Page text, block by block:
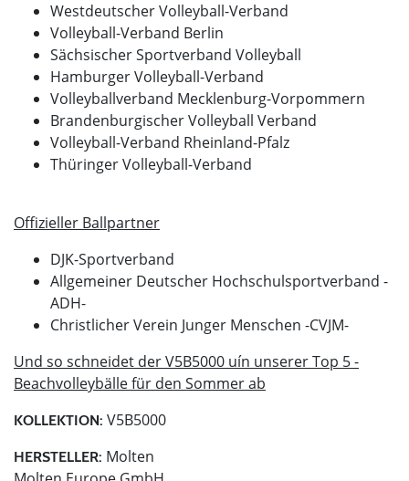
Westdeutscher Volleyball-Verband
Volleyball-Verband Berlin
Sächsischer Sportverband Volleyball
Hamburger Volleyball-Verband
Volleyballverband Mecklenburg-Vorpommern
Brandenburgischer Volleyball Verband
Volleyball-Verband Rheinland-Pfalz
Thüringer Volleyball-Verband
Offizieller Ballpartner
DJK-Sportverband
Allgemeiner Deutscher Hochschulsportverband -
ADH-
Christlicher Verein Junger Menschen -CVJM-
Und so schneidet der V5B5000 uín unserer Top 5 -
Beachvolleybälle für den Sommer ab
KOLLEKTION: V5B5000
HERSTELLER: Molten